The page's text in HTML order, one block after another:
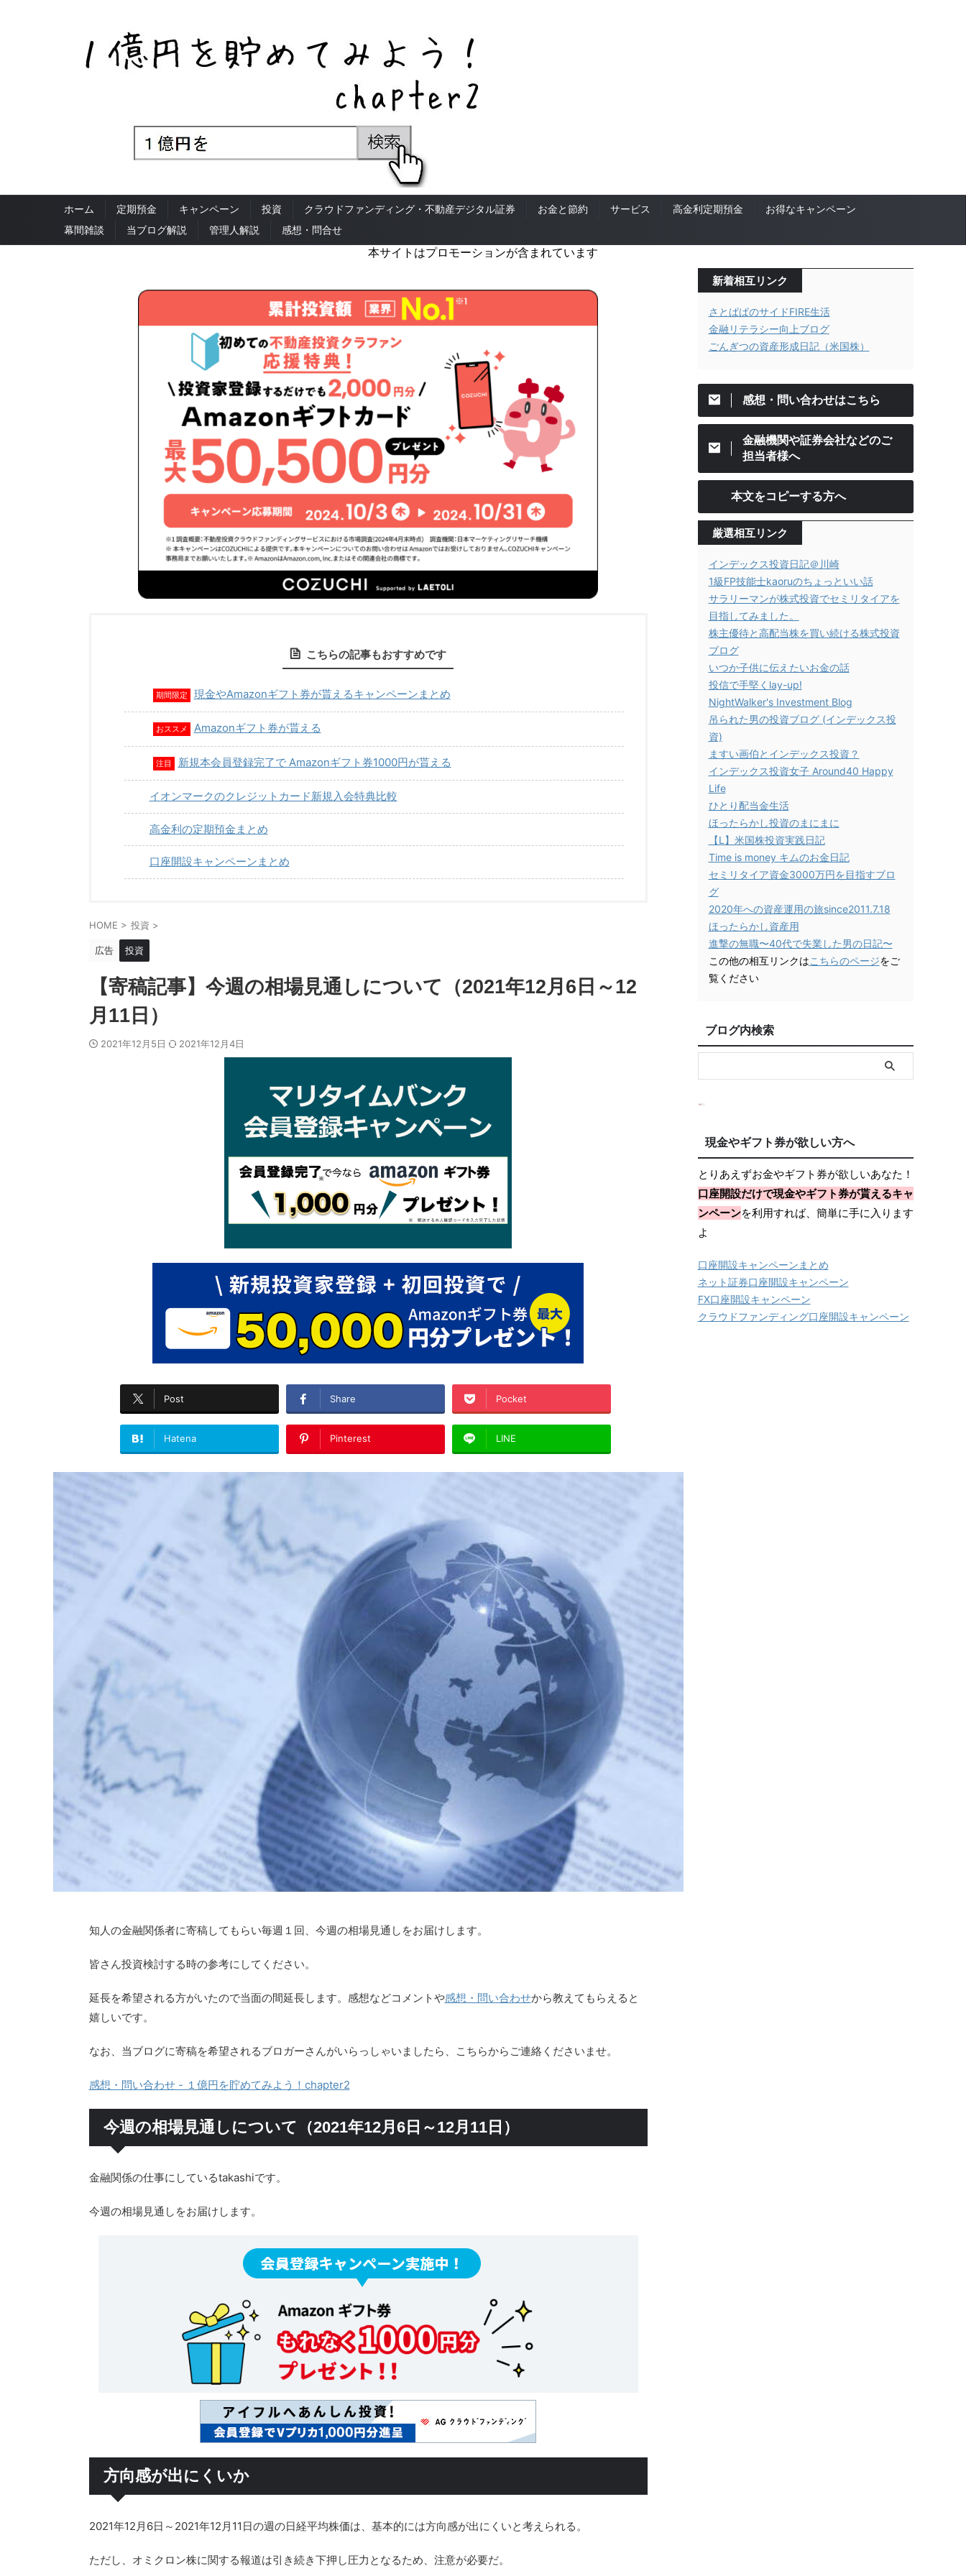
ホーム 定期預金 キャンペーン 投資 クラウドファンディング・不動産デジタル証券 お金と節約 サービス 高金利定期預金
お得なキャンペーン
幕間雑談
当ブログ解説 管理人解説 感想・問合せ
本サイトはプロモーションが含まれています
こちらの記事もおすすめです
期間限定 現金やAmazonギフト券が貰えるキャンペーンまとめ
おススメ Amazonギフト券が貰える
注目 新規本会員登録完了で Amazonギフト券1000円が貰える
イオンマークのクレジットカード新規入会特典比較
高金利の定期預金まとめ
口座開設キャンペーンまとめ
HOME > 投資 >
広告 投資
【寄稿記事】今週の相場見通しについて（2021年12月6日～12
月11日）
2021年12月5日 2021年12月4日
Post Share Pocket
Hatena Pinterest LINE
知人の金融関係者に寄稿してもらい毎週１回、今週の相場見通しをお届けします。
皆さん投資検討する時の参考にしてください。
延長を希望される方がいたので当面の間延長します。感想などコメントや感想・問い合わせから教えてもらえると
嬉しいです。
なお、当ブログに寄稿を希望されるブロガーさんがいらっしゃいましたら、こちらからご連絡くださいませ。
感想・問い合わせ - １億円を貯めてみよう！chapter2
今週の相場見通しについて（2021年12月6日～12月11日）
金融関係の仕事にしているtakashiです。
今週の相場見通しをお届けします。
方向感が出にくいか
2021年12月6日～2021年12月11日の週の日経平均株価は、基本的には方向感が出にくいと考えられる。
ただし、オミクロン株に関する報道は引き続き下押し圧力となるため、注意が必要だ。
新着相互リンク
さとぱぱのサイドFIRE生活
金融リテラシー向上ブログ
ごんぎつの資産形成日記（米国株）
感想・問い合わせはこちら
金融機関や証券会社などのご
担当者様へ
本文をコピーする方へ
厳選相互リンク
インデックス投資日記＠川崎
1級FP技能士kaoruのちょっといい話
サラリーマンが株式投資でセミリタイアを
目指してみました。
株主優待と高配当株を買い続ける株式投資
ブログ
いつか子供に伝えたいお金の話
投信で手堅くlay-up!
NightWalker's Investment Blog
吊られた男の投資ブログ (インデックス投
資)
ますい画伯とインデックス投資？
インデックス投資女子 Around40 Happy
Life
ひとり配当金生活
ほったらかし投資のまにまに
【L】米国株投資実践日記
Time is money キムのお金日記
セミリタイア資金3000万円を目指すブロ
グ
2020年への資産運用の旅since2011.7.18
ほったらかし資産用
進撃の無職〜40代で失業した男の日記〜
この他の相互リンクはこちらのページをご
覧ください
ブログ内検索
現金やギフト券が欲しい方へ
とりあえずお金やギフト券が欲しいあなた！
口座開設だけで現金やギフト券が貰えるキャ
ンペーンを利用すれば、簡単に手に入ります
よ
口座開設キャンペーンまとめ
ネット証券口座開設キャンペーン
FX口座開設キャンペーン
クラウドファンディング口座開設キャンペーン